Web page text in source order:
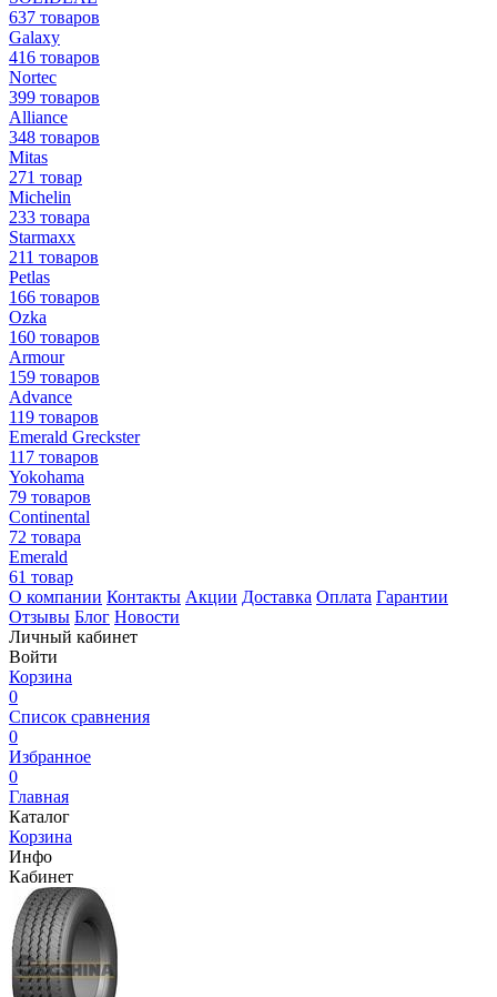
637 товаров
Galaxy
416 товаров
Nortec
399 товаров
Alliance
348 товаров
Mitas
271 товар
Michelin
233 товара
Starmaxx
211 товаров
Petlas
166 товаров
Ozka
160 товаров
Armour
159 товаров
Advance
119 товаров
Emerald Greckster
117 товаров
Yokohama
79 товаров
Continental
72 товара
Emerald
61 товар
О компании Контакты Акции Доставка Оплата Гарантии
Отзывы Блог Новости
Личный кабинет
Войти
Корзина
0
Список сравнения
0
Избранное
0
Главная
Каталог
Корзина
Инфо
Кабинет